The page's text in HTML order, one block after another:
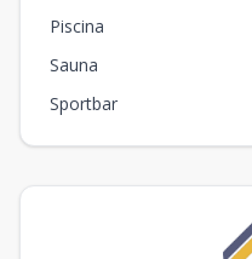
Piscina
Sauna
Sportbar